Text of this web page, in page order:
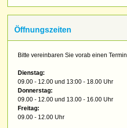
Öffnungszeiten
Bitte vereinbaren Sie vorab einen Termin.
Dienstag:
09.00 - 12.00 und 13:00 - 18.00 Uhr
Donnerstag:
09.00 - 12.00 und 13.00 - 16.00 Uhr
Freitag:
09.00 - 12.00 Uhr